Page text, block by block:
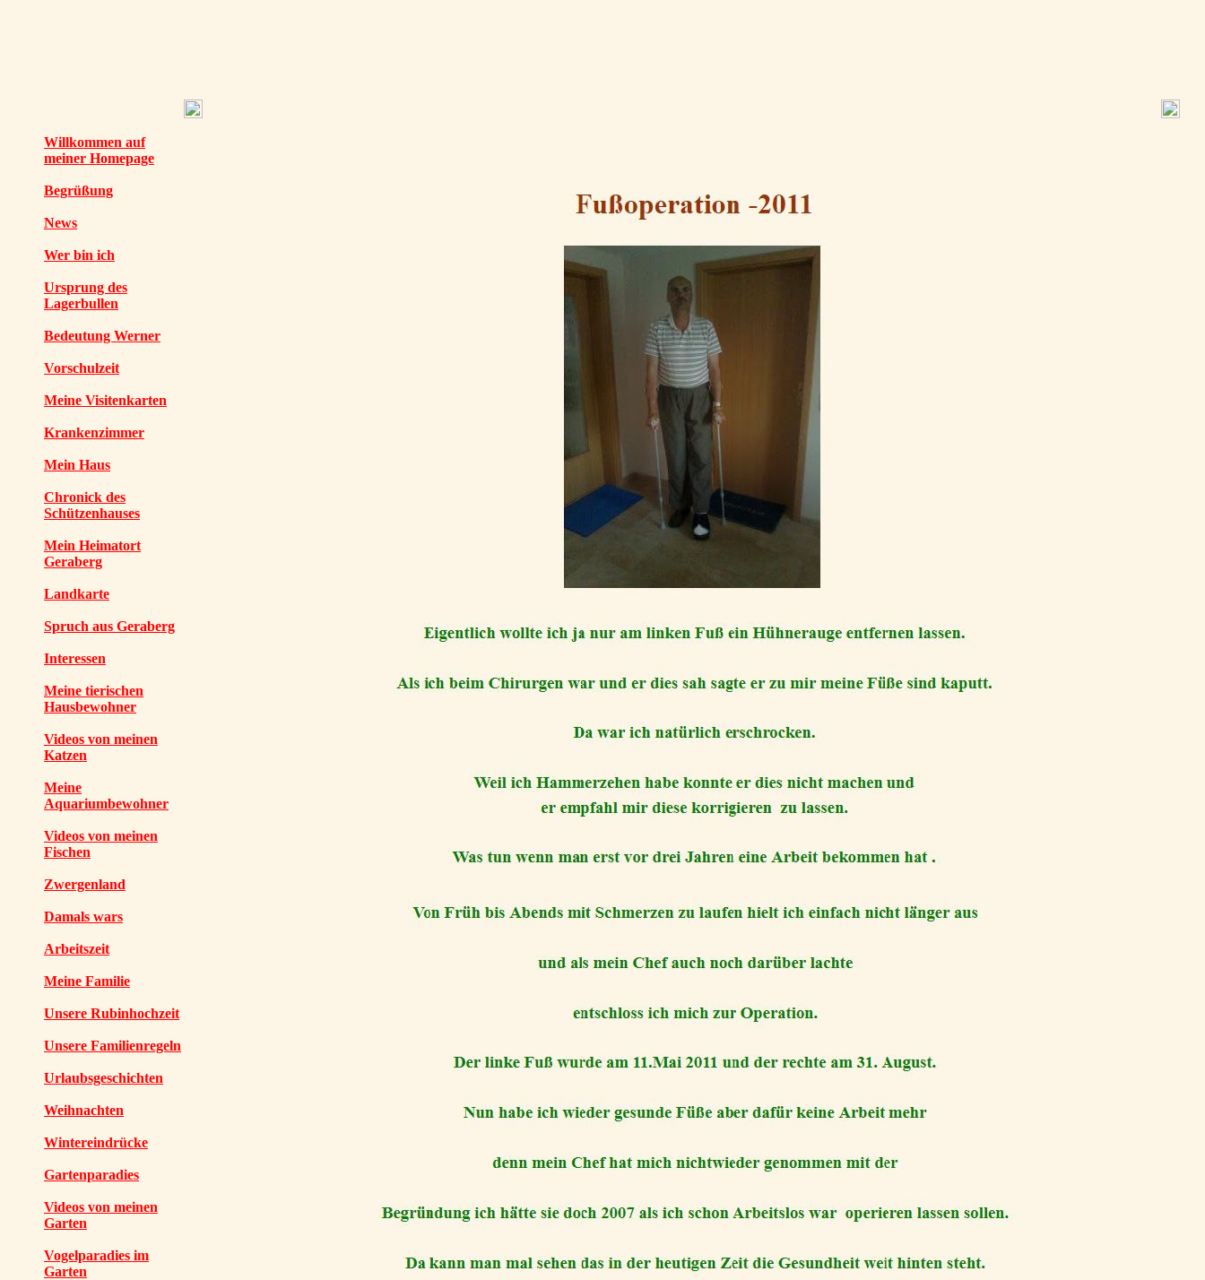
Willkommen auf
meiner Homepage
Begrüßung
News
Wer bin ich
Ursprung des
Lagerbullen
Bedeutung Werner
Vorschulzeit
Meine Visitenkarten
Krankenzimmer
Mein Haus
Chronick des
Schützenhauses
Mein Heimatort
Geraberg
Landkarte
Spruch aus Geraberg
Interessen
Meine tierischen
Hausbewohner
Videos von meinen
Katzen
Meine
Aquariumbewohner
Videos von meinen
Fischen
Zwergenland
Damals wars
Arbeitszeit
Meine Familie
Unsere Rubinhochzeit
Unsere Familienregeln
Urlaubsgeschichten
Weihnachten
Wintereindrücke
Gartenparadies
Videos von meinen
Garten
Vogelparadies im
Garten